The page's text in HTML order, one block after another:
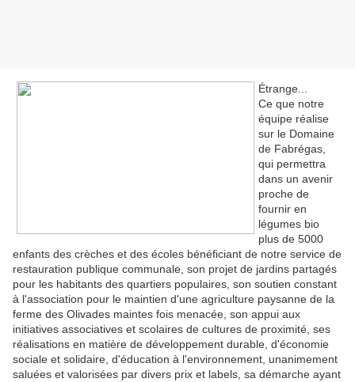
Étrange...
Ce que notre
équipe réalise
sur le Domaine
de Fabrégas,
qui permettra
dans un avenir
proche de
fournir en
légumes bio
plus de 5000
enfants des crèches et des écoles bénéficiant de notre service de
restauration publique communale, son projet de jardins partagés
pour les habitants des quartiers populaires, son soutien constant
à l'association pour le maintien d'une agriculture paysanne de la
ferme des Olivades maintes fois menacée, son appui aux
initiatives associatives et scolaires de cultures de proximité, ses
réalisations en matière de développement durable, d'économie
sociale et solidaire, d'éducation à l'environnement, unanimement
saluées et valorisées par divers prix et labels, sa démarche ayant